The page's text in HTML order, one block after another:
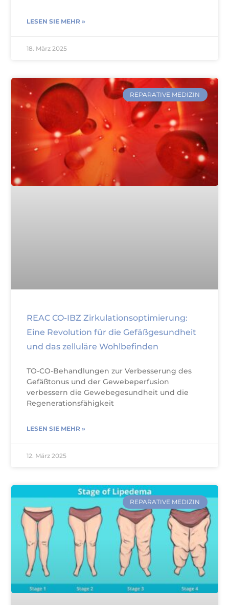
LESEN SIE MEHR »
18. März 2025
REPARATIVE MEDIZIN
REAC CO-IBZ Zirkulationsoptimierung:
Eine Revolution für die Gefäßgesundheit
und das zelluläre Wohlbefinden
TO-CO-Behandlungen zur Verbesserung des
Gefäßtonus und der Gewebeperfusion
verbessern die Gewebegesundheit und die
Regenerationsfähigkeit
LESEN SIE MEHR »
12. März 2025
REPARATIVE MEDIZIN